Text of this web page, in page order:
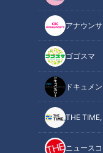
アナウン
ゴゴスマ
ドキュメ
THE TIME,
ニュース